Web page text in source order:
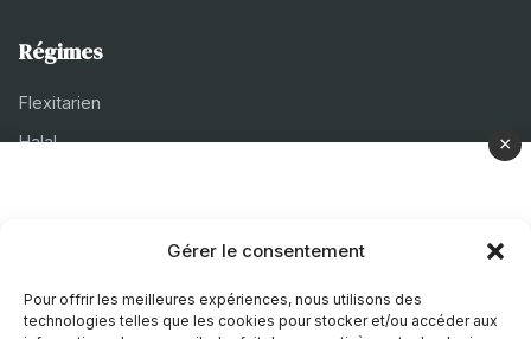
Gérer le consentement
Pour offrir les meilleures expériences, nous utilisons des
technologies telles que les cookies pour stocker et/ou accéder aux
Régimes
Flexitarien
Halal
À propos
×